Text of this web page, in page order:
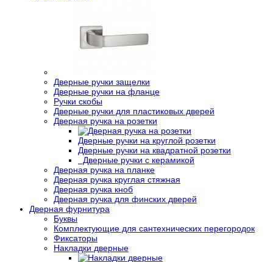
Дверные ручки защелки
Дверные ручки на фланце
Ручки скобы
Дверные ручки для пластиковых дверей
Дверная ручка на розетки
Дверные ручки на круглой розетки
Дверные ручки на квадратной розетки
Дверные ручки с керамикой
Дверная ручка на планке
Дверная ручка круглая стяжная
Дверная ручка кноб
Дверная ручка для финских дверей
Дверная фурнитура
Буквы
Комплектующие для сантехнических перегородок
Фиксаторы
Накладки дверные